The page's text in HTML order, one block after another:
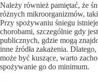
Należy również pamiętać, że
różnych mikroorganizmów,
Przy spożywaniu śniegu
chorobami, szczególnie gdy
publicznych, gdzie mogą
inne źródła zakażenia.
może być kuszące, warto
spożywanie go do minimum.